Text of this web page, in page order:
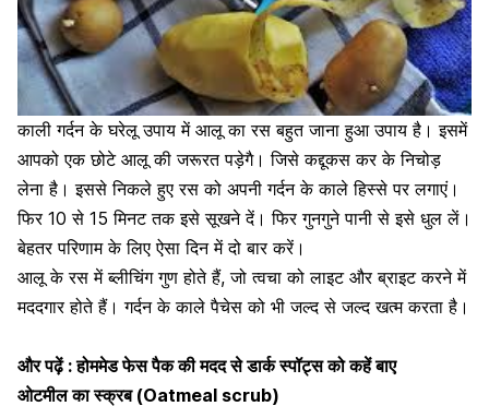
काली गर्दन के घरेलू उपाय में आलू का रस बहुत जाना हुआ उपाय है। इसमें
आपको एक छोटे आलू की जरूरत पड़ेगै। जिसे कद्दूकस कर के निचोड़
लेना है। इससे निकले हुए रस को अपनी गर्दन के काले हिस्से पर लगाएं।
फिर 10 से 15 मिनट तक इसे सूखने दें। फिर गुनगुने पानी से इसे धुल लें।
बेहतर परिणाम के लिए ऐसा दिन में दो बार करें।
आलू के रस में ब्लीचिंग गुण होते हैं, जो त्वचा को लाइट और ब्राइट करने में
मददगार होते हैं। गर्दन के काले पैचेस को भी जल्द से जल्द खत्म करता है।
और पढ़ें :होममेड फेस पैक की मदद से डार्क स्पॉट्स को कहें बाए
ओटमील का स्क्रब (Oatmeal scrub)